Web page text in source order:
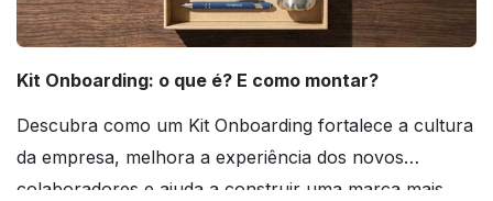
Kit Onboarding: o que é? E como montar?
Descubra como um Kit Onboarding fortalece a cultura
da empresa, melhora a experiência dos novos
colaboradores e ajuda a construir uma marca mais